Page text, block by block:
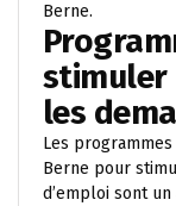
Berne.
stimuler
les
Les
Berne pour
d’emploi sont